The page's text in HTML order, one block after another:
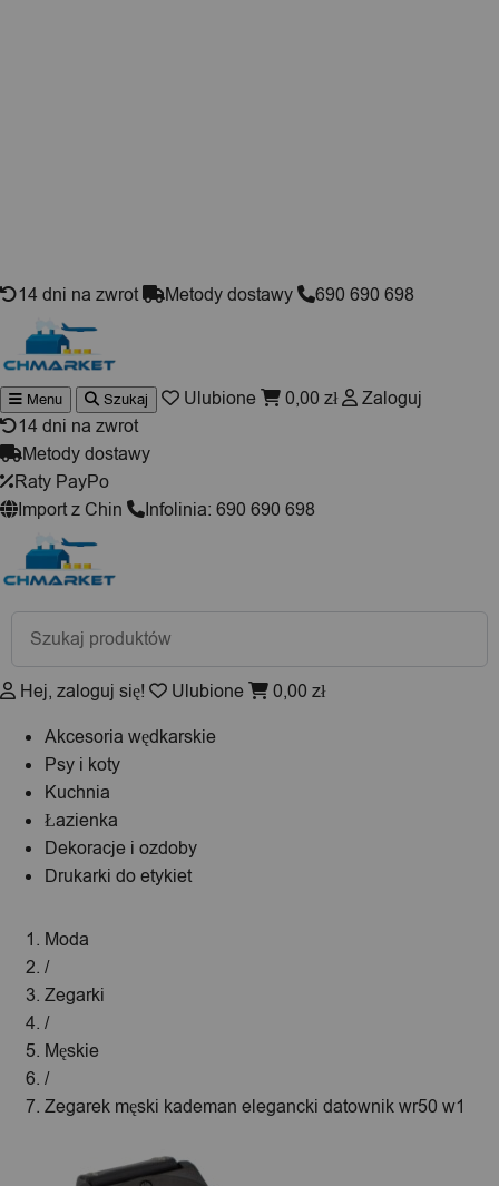
14 dni na zwrot Metody dostawy 690 690 698
Wyszukiwarka
produktów
Menu Szukaj Ulubione 0,00 zł
Zaloguj
14 dni na zwrot
Metody dostawy
Raty PayPo
Import z Chin
Infolinia: 690 690 698
Wyszukiwarka
produktów
Hej, zaloguj się! Ulubione 0,00 zł
Akcesoria wędkarskie
Psy i koty
Kuchnia
Łazienka
Dekoracje i ozdoby
Drukarki do etykiet
Moda
/
Zegarki
/
Męskie
/
Zegarek męski kademan elegancki datownik wr50 w1